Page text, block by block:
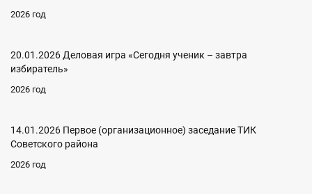
2026 год
20.01.2026 Деловая игра «Сегодня ученик – завтра
избиратель»
2026 год
14.01.2026 Первое (организационное) заседание ТИК
Советского района
2026 год